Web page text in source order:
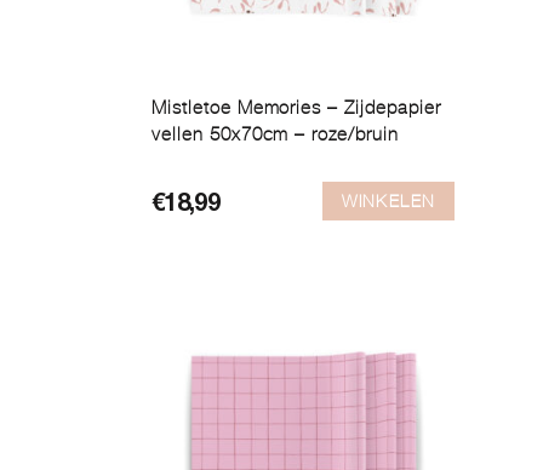
Mistletoe Memories – Zijdepapier
vellen 50x70cm – roze/bruin
€18,99 WINKELEN